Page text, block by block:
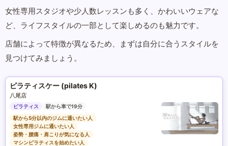
女性専用スタジオや少人数レッスンも多く、かわいいウェアな
ど、ライフスタイルの一部として楽しめるのも魅力です。
店舗によって特徴が異なるため、まずは自分に合うスタイルを
見つけてみましょう。
ピラティスケー (pilates K)
八尾店
ピラティス
駅から車で19分
駅から5分以内のジムに通いたい人
女性専用ジムに通いたい人
姿勢・腰痛・肩こりが気になる人
マシンピラティスを始めたい人